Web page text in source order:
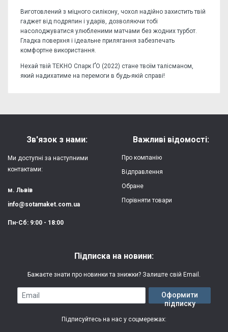
Виготовлений з міцного силікону, чохол надійно захистить твій
гаджет від подряпин і ударів, дозволяючи тобі
насолоджуватися улюбленими матчами без жодних турбот.
Гладка поверхня і ідеальне прилягання забезпечать
комфортне використання.
Нехай твій ТЕКНО Спарк ҐО (2022) стане твоїм талісманом,
який надихатиме на перемоги в будь-якій справі!
Захист:
від ударів,
Якість:
яскрава, чітка
Особливості:
(вологостійкий, гнучкий)
Гарантія: 3 місяці
Напишіть відгук або думку
Зв'язок з нами:
Ми доступні за наступними
контактами:
м. Львів
info@sotamaket.com.ua
Пн-Сб: 9:00 - 18:00
Важливі відомості:
Про компанію
Відправлення
Обране
Порівняти товари
Підписка на новини:
Бажаєте знати про новинки та знижки? Залиште свій Email.
Email
Оформити
підписку
Підписуйтесь на нас у соцмережах: